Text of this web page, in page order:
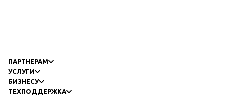
ПАРТНЕРАМ
УСЛУГИ
БИЗНЕСУ
ТЕХПОДДЕРЖКА